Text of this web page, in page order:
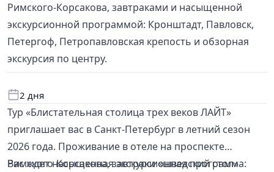
Римского-Корсакова, завтраками и насыщенной
экскурсионной программой: Кронштадт, Павловск,
Петергоф, Петропавловская крепость и обзорная
экскурсия по центру.
2 дня
Тур «Блистательная столица трех веков ЛАЙТ»
приглашает вас в Санкт-Петербург в летний сезон
2026 года. Проживание в отеле на проспекте
Римского-Корсакова, завтраки «шведский стол»
Вас ждет насыщенная экскурсионная программа: